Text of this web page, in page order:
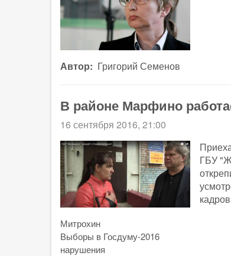
Автор Григорий Семенов
В районе Марфино
16 сентября 2016, 21:00
ГБУ
Митрохин
Выборы в Госдуму-2016
нарушения